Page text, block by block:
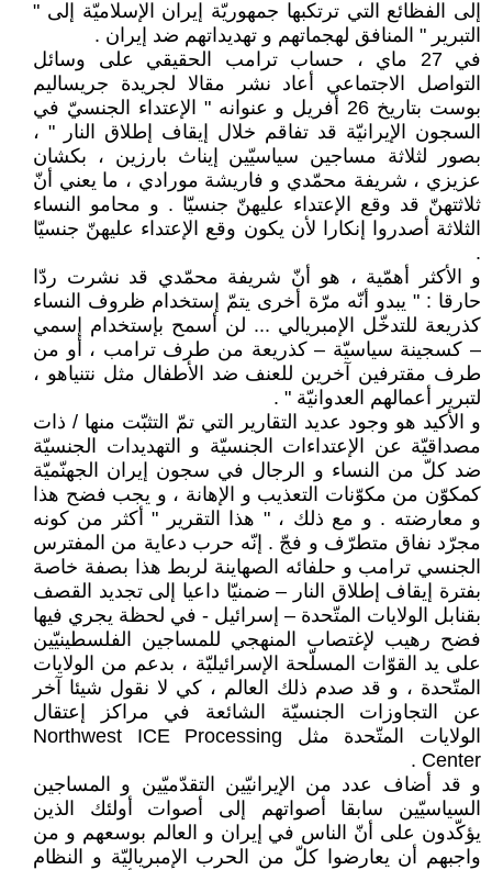
إلى الفظائع التي ترتكبها جمهوريّة إيران الإسلاميّة إلى "
التبرير " المنافق لهجماتهم و تهديداتهم ضد إيران .
في 27 ماي ، حساب ترامب الحقيقي على وسائل
التواصل الاجتماعي أعاد نشر مقالا لجريدة جريساليم
بوست بتاريخ 26 أفريل و عنوانه " الإعتداء الجنسيّ في
السجون الإيرانيّة قد تفاقم خلال إيقاف إطلاق النار " ،
بصور لثلاثة مساجين سياسيّين إيناث بارزين ، بكشان
عزيزي ، شريفة محمّدي و فاريشة مورادي ، ما يعني أنّ
ثلاثتهنّ قد وقع الإعتداء عليهنّ جنسيّا . و محامو النساء
الثلاثة أصدروا إنكارا لأن يكون وقع الإعتداء عليهنّ جنسيّا
.
و الأكثر أهمّية ، هو أنّ شريفة محمّدي قد نشرت ردّا
حارقا : " يبدو أنّه مرّة أخرى يتمّ إستخدام ظروف النساء
كذريعة للتدخّل الإمبريالي ... لن أسمح بإستخدام إسمي
– كسجينة سياسيّة – كذريعة من طرف ترامب ، أو من
طرف مقترفين آخرين للعنف ضد الأطفال مثل نتنياهو ،
لتبرير أعمالهم العدوانيّة " .
و الأكيد هو وجود عديد التقارير التي تمّ التثبّت منها / ذات
مصداقيّة عن الإعتداءات الجنسيّة و التهديدات الجنسيّة
ضد كلّ من النساء و الرجال في سجون إيران الجهنّميّة
كمكوّن من مكوّنات التعذيب و الإهانة ، و يجب فضح هذا
و معارضته . و مع ذلك ، " هذا التقرير " أكثر من كونه
مجرّد نفاق متطرّف و فجّ . إنّه حرب دعاية من المفترس
الجنسي ترامب و حلفائه الصهاينة لربط هذا بصفة خاصة
بفترة إيقاف إطلاق النار – ضمنيّا داعيا إلى تجديد القصف
بقنابل الولايات المتّحدة – إسرائيل - في لحظة يجري فيها
فضح رهيب لإغتصاب المنهجي للمساجين الفلسطينيّين
على يد القوّات المسلّحة الإسرائيليّة ، بدعم من الولايات
المتّحدة ، و قد صدم ذلك العالم ، كي لا نقول شيئا آخر
عن التجاوزات الجنسيّة الشائعة في مراكز إعتقال
الولايات المتّحدة مثل Northwest ICE Processing
Center .
و قد أضاف عدد من الإيرانيّين التقدّميّين و المساجين
السياسيّين سابقا أصواتهم إلى أصوات أولئك الذين
يؤكّدون على أنّ الناس في إيران و العالم بوسعهم و من
واجبهم أن يعارضوا كلّ من الحرب الإمبرياليّة و النظام